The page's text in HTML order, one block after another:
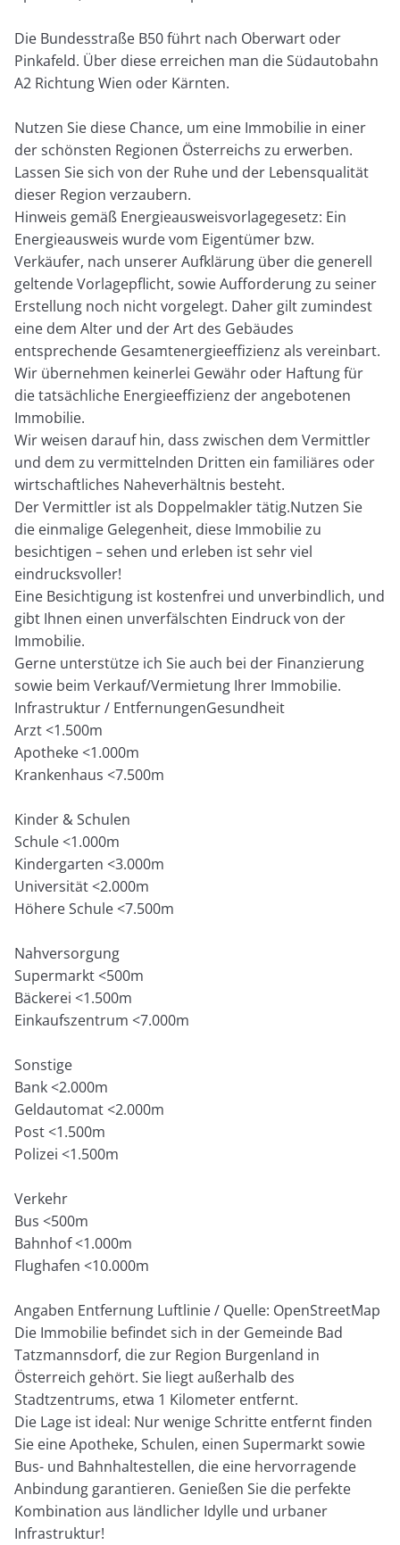
Die Bundesstraße B50 führt nach Oberwart oder
Pinkafeld. Über diese erreichen man die Südautobahn
A2 Richtung Wien oder Kärnten.
Nutzen Sie diese Chance, um eine Immobilie in einer
der schönsten Regionen Österreichs zu erwerben.
Lassen Sie sich von der Ruhe und der Lebensqualität
dieser Region verzaubern.
Hinweis gemäß Energieausweisvorlagegesetz: Ein
Energieausweis wurde vom Eigentümer bzw.
Verkäufer, nach unserer Aufklärung über die generell
geltende Vorlagepflicht, sowie Aufforderung zu seiner
Erstellung noch nicht vorgelegt. Daher gilt zumindest
eine dem Alter und der Art des Gebäudes
entsprechende Gesamtenergieeffizienz als vereinbart.
Wir übernehmen keinerlei Gewähr oder Haftung für
die tatsächliche Energieeffizienz der angebotenen
Immobilie.
Wir weisen darauf hin, dass zwischen dem Vermittler
und dem zu vermittelnden Dritten ein familiäres oder
wirtschaftliches Naheverhältnis besteht.
Der Vermittler ist als Doppelmakler tätig.Nutzen Sie
die einmalige Gelegenheit, diese Immobilie zu
besichtigen – sehen und erleben ist sehr viel
eindrucksvoller!
Eine Besichtigung ist kostenfrei und unverbindlich, und
gibt Ihnen einen unverfälschten Eindruck von der
Immobilie.
Gerne unterstütze ich Sie auch bei der Finanzierung
sowie beim Verkauf/Vermietung Ihrer Immobilie.
Infrastruktur / EntfernungenGesundheit
Arzt <1.500m
Apotheke <1.000m
Krankenhaus <7.500m
Kinder & Schulen
Schule <1.000m
Kindergarten <3.000m
Universität <2.000m
Höhere Schule <7.500m
Nahversorgung
Supermarkt <500m
Bäckerei <1.500m
Einkaufszentrum <7.000m
Sonstige
Bank <2.000m
Geldautomat <2.000m
Post <1.500m
Polizei <1.500m
Verkehr
Bus <500m
Bahnhof <1.000m
Flughafen <10.000m
Angaben Entfernung Luftlinie / Quelle: OpenStreetMap
Die Immobilie befindet sich in der Gemeinde Bad
Tatzmannsdorf, die zur Region Burgenland in
Österreich gehört. Sie liegt außerhalb des
Stadtzentrums, etwa 1 Kilometer entfernt.
Die Lage ist ideal: Nur wenige Schritte entfernt finden
Sie eine Apotheke, Schulen, einen Supermarkt sowie
Bus- und Bahnhaltestellen, die eine hervorragende
Anbindung garantieren. Genießen Sie die perfekte
Kombination aus ländlicher Idylle und urbaner
Infrastruktur!